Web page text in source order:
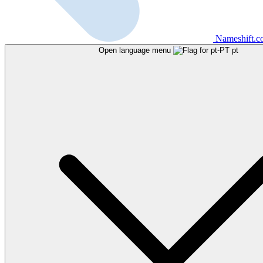
Open language menu pt